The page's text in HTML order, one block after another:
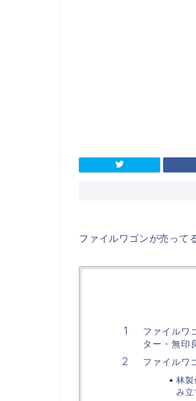
ファイルワゴンが売って
ファイルワ
ター・無印
ファイルワ
林
み立